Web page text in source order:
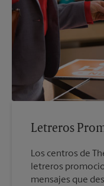
Letreros
Los centros de
letreros
mensajes que